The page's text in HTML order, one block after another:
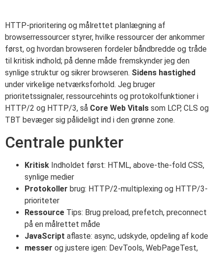
HTTP-prioritering og målrettet planlægning af
browserressourcer styrer, hvilke ressourcer der ankommer
først, og hvordan browseren fordeler båndbredde og tråde
til kritisk indhold; på denne måde fremskynder jeg den
synlige struktur og sikrer browseren. Sidens hastighed
under virkelige netværksforhold. Jeg bruger
prioritetssignaler, ressourcehints og protokolfunktioner i
HTTP/2 og HTTP/3, så Core Web Vitals som LCP, CLS og
TBT bevæger sig pålideligt ind i den grønne zone.
Centrale punkter
Kritisk Indholdet først: HTML, above-the-fold CSS,
synlige medier
Protokoller brug: HTTP/2-multiplexing og HTTP/3-
prioriteter
Ressource Tips: Brug preload, prefetch, preconnect
på en målrettet måde
JavaScript aflaste: async, udskyde, opdeling af kode
messer og justere igen: DevTools, WebPageTest,